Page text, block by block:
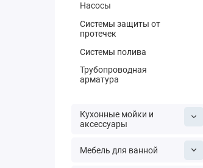
Насосы
Системы защиты от
протечек
Системы полива
Трубопроводная
арматура
Кухонные мойки и
аксессуары
Мебель для ванной